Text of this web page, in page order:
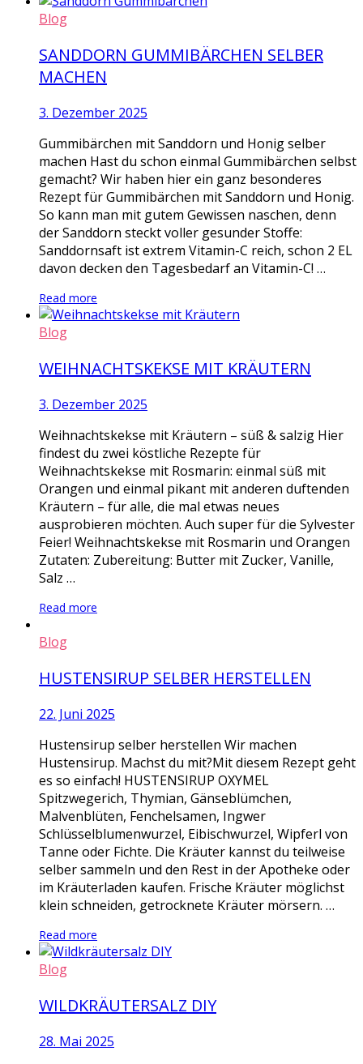
Blog
SANDDORN GUMMIBÄRCHEN SELBER
MACHEN
3. Dezember 2025
Gummibärchen mit Sanddorn und Honig selber
machen Hast du schon einmal Gummibärchen selbst
gemacht? Wir haben hier ein ganz besonderes
Rezept für Gummibärchen mit Sanddorn und Honig.
So kann man mit gutem Gewissen naschen, denn
der Sanddorn steckt voller gesunder Stoffe:
Sanddornsaft ist extrem Vitamin-C reich, schon 2 EL
davon decken den Tagesbedarf an Vitamin-C! …
Read more
Blog
WEIHNACHTSKEKSE MIT KRÄUTERN
3. Dezember 2025
Weihnachtskekse mit Kräutern – süß & salzig Hier
findest du zwei köstliche Rezepte für
Weihnachtskekse mit Rosmarin: einmal süß mit
Orangen und einmal pikant mit anderen duftenden
Kräutern – für alle, die mal etwas neues
ausprobieren möchten. Auch super für die Sylvester
Feier! Weihnachtskekse mit Rosmarin und Orangen
Zutaten: Zubereitung: Butter mit Zucker, Vanille,
Salz …
Read more
Blog
HUSTENSIRUP SELBER HERSTELLEN
22. Juni 2025
Hustensirup selber herstellen Wir machen
Hustensirup. Machst du mit?Mit diesem Rezept geht
es so einfach! HUSTENSIRUP OXYMEL
Spitzwegerich, Thymian, Gänseblümchen,
Malvenblüten, Fenchelsamen, Ingwer
Schlüsselblumenwurzel, Eibischwurzel, Wipferl von
Tanne oder Fichte. Die Kräuter kannst du teilweise
selber sammeln und den Rest in der Apotheke oder
im Kräuterladen kaufen. Frische Kräuter möglichst
klein schneiden, getrocknete Kräuter mörsern. …
Read more
Blog
WILDKRÄUTERSALZ DIY
28. Mai 2025